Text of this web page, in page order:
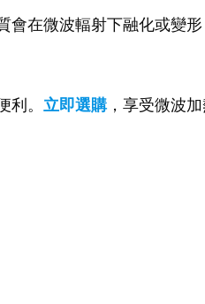
在微波輻射下融化或變
利。 立即選購，享受微波